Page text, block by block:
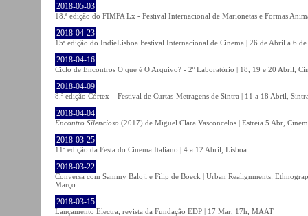
2018-05-03
18.ª edição do FIMFA Lx - Festival Internacional de Marionetas e Formas
2018-04-23
15ª edição do IndieLisboa Festival Internacional de Cinema | 26 de Abril a 6
2018-04-16
Ciclo de Encontros O que é O Arquivo? - 2º Laboratório | 18, 19 e 20 Abril,
2018-04-09
8.ª edição Córtex – Festival de Curtas-Metragens de Sintra | 11 a 18 Abril,
2018-04-04
Encontro Silencioso (2017) de Miguel Clara Vasconcelos | Estreia 5 Abr,
2018-03-25
11ª edição da Festa do Cinema Italiano | 4 a 12 Abril, Lisboa
2018-03-22
Conversa com Sammy Baloji e Filip de Boeck | Urban Realignments:
Março
2018-03-15
Lançamento Electra, revista da Fundação EDP | 17 Mar, 17h, MAAT